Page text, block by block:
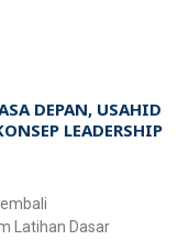
DEPAN, USAHID
LEADERSHIP
Latihan Dasar